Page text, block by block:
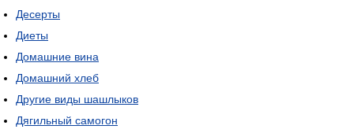
Десерты
Диеты
Домашние вина
Домашний хлеб
Другие виды шашлыков
Дягильный самогон